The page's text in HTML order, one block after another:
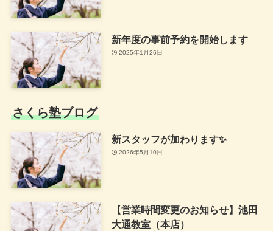
新年度の事前予約を開始します
2025年1月26日
さくら塾ブログ
新スタッフが加わります✨
2026年5月10日
【営業時間変更のお知らせ】池田
大通教室（本店）